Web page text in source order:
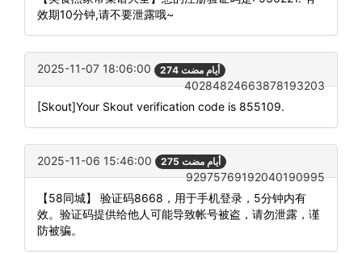
效期10分钟,请不要泄露哦~
2025-11-07 18:06:00 274 أيام مضت
40284824663878193203
[Skout]Your Skout verification code is 855109.
2025-11-06 15:46:00 275 أيام مضت
92975769192040190995
【58同城】 验证码8668，用于手机登录，5分钟内有
效。验证码提供给他人可能导致帐号被盗，请勿泄露，谨
防被骗。